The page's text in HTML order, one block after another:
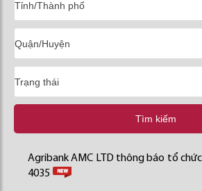
Tìm kiếm
Agribank AMC LTD thông báo tổ
4035